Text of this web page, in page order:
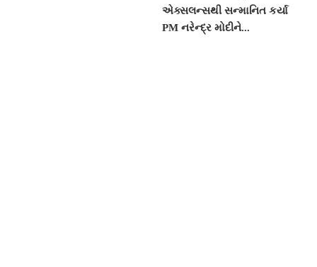
એક્સલન્સથી સન્માનિત કર્યા
PM નરેન્દ્ર મોદીને...